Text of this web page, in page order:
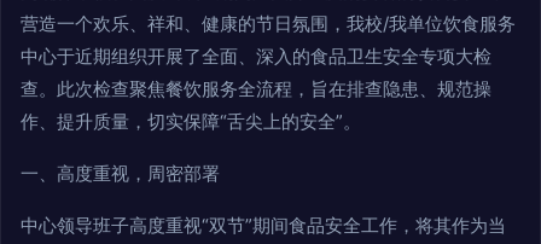
营造一个欢乐、祥和、健康的节日氛围，我校/我单位饮食服务
中心于近期组织开展了全面、深入的食品卫生安全专项大检
查。此次检查聚焦餐饮服务全流程，旨在排查隐患、规范操
作、提升质量，切实保障“舌尖上的安全”。
一、高度重视，周密部署
中心领导班子高度重视“双节”期间食品安全工作，将其作为当